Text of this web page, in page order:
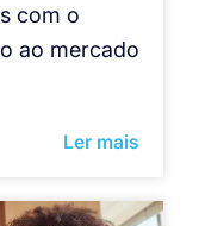
com o
ao mercado
Ler mais